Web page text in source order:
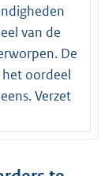
van de
De
oordeel
Verzet